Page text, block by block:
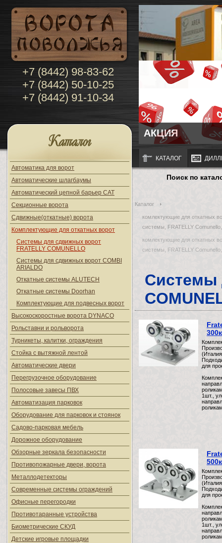
+7 (8442) 98-83-62
+7 (8442) 50-10-25
+7 (8442) 91-10-34
АКЦИЯ
Каталог
Автоматика для ворот
Автоматические шлагбаумы
Автоматический цепной барьер CAT
Секционные ворота
Сдвижные(откатные) ворота
Комплектующие для откатных ворот
Системы для сдвижных ворот
FRATELLY COMUNELLO
Системы для сдвижных ворот COMBI
ARIALDO
Откатные системы ALUTECH
Откатные системы Doorhan
Комплектующие для подвесных ворот
Высокоскоростные ворота DYNACO
Рольставни и рольворота
Турникеты, калитки, ограждения
Стойка с вытяжной лентой
Автоматические двери
Перегрузочное оборудование
Полосовые завесы ПВХ
Автоматизация парковок
Оборудование для парковок и стоянок
Садово-парковая мебель
Дорожное оборудование
Обзорные зеркала безопасности
Противопожарные двери, ворота
Металлодетекторы
Современные системы ограждений
Офисные перегородки
Противотаранные устройства
Биометрические СКУД
Детские игровые площадки
КАТАЛОГ
Поиск по
Каталог
комлектующие для откатных
системы, FRATELLY
комлектующие для откатных
системы, FRATELLY
Системы
для
1шт.,
для
1шт.,